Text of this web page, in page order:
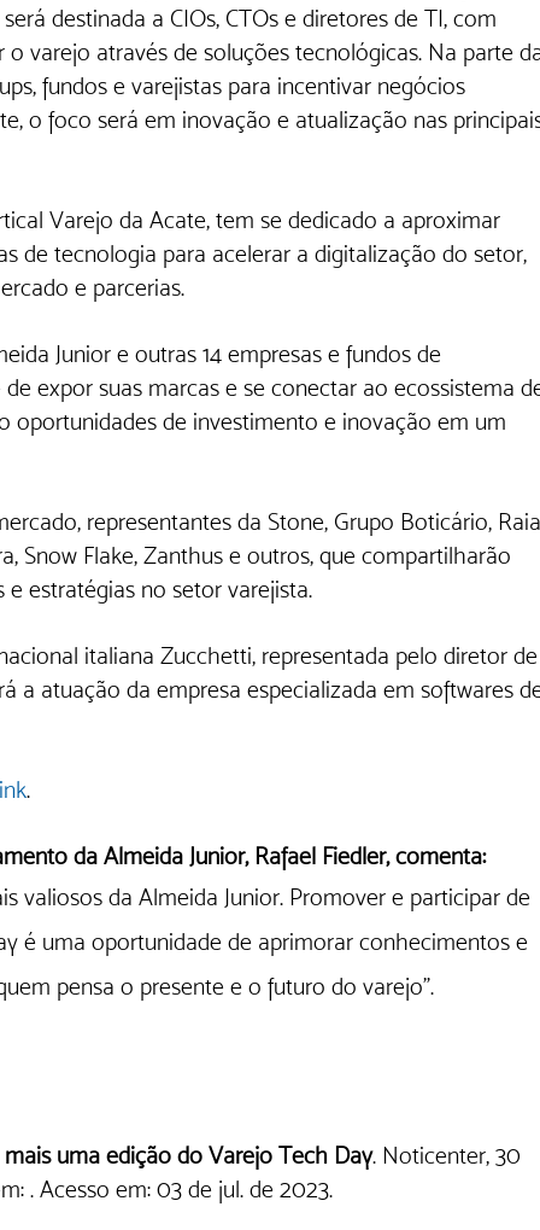
destinada a CIOs, CTOs e diretores de TI, com
o varejo através de soluções tecnológicas. Na parte
fundos e varejistas para incentivar negócios
o foco será em inovação e atualização nas
Varejo da Acate, tem se dedicado a aproximar
de tecnologia para acelerar a digitalização do setor,
e parcerias.
Junior e outras 14 empresas e fundos de
expor suas marcas e se conectar ao ecossistema
oportunidades de investimento e inovação em um
representantes da Stone, Grupo Boticário,
Snow Flake, Zanthus e outros, que compartilharão
e estratégias no setor varejista.
italiana Zucchetti, representada pelo diretor
a atuação da empresa especializada em softwares
.
da Almeida Junior, Rafael Fiedler, comenta:
valiosos da Almeida Junior. Promover e participar de
é uma oportunidade de aprimorar conhecimentos e
pensa o presente e o futuro do varejo".
uma edição do Varejo Tech Day. Noticenter, 30
. Acesso em: 03 de jul. de 2023.